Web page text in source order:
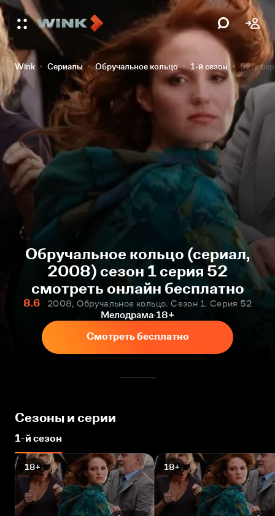
Wink Сериалы Обручальное кольцо 1-й сезон 52-я
Обручальное кольцо (сериал,
2008) сезон 1 серия 52
смотреть онлайн бесплатно
8.6
2008, Обручальное кольцо. Сезон 1. Серия 52
Мелодрама 18+
Смотреть бесплатно
Сезоны и серии
1-й сезон
18+ 18+